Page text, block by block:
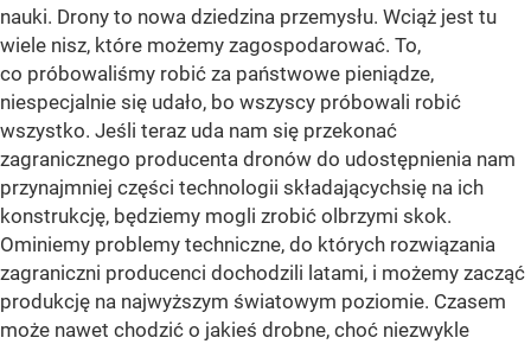
nauki. Drony to nowa dziedzina przemysłu. Wciąż jest tu
wiele nisz, które możemy zagospodarować. To,
co próbowaliśmy robić za państwowe pieniądze,
niespecjalnie się udało, bo wszyscy próbowali robić
wszystko. Jeśli teraz uda nam się przekonać
zagranicznego producenta dronów do udostępnienia nam
przynajmniej części technologii składającychsię na ich
konstrukcję, będziemy mogli zrobić olbrzymi skok.
Ominiemy problemy techniczne, do których rozwiązania
zagraniczni producenci dochodzili latami, i możemy zacząć
produkcję na najwyższym światowym poziomie. Czasem
może nawet chodzić o jakieś drobne, choć niezwykle